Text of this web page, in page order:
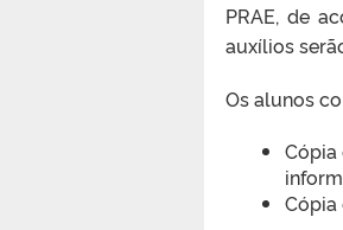
PRAE, de
auxílios
Os alunos
Cópia